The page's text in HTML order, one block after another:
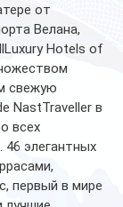
от
Велана,
Hotels of
свежую
NastTraveller в
всех
элегантных
первый в мире